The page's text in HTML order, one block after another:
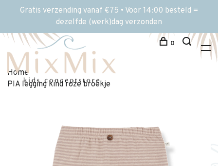
Gratis verzending vanaf €75 • Voor 14:00 besteld =
dezelfde (werk)dag verzonden
0
Home
PIA legging kind roze broekje